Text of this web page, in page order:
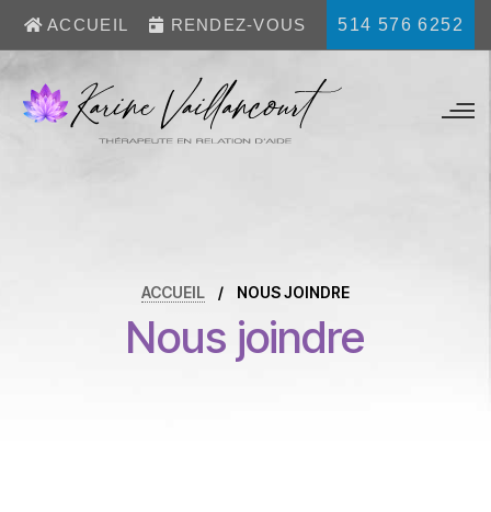
ACCUEIL RENDEZ-VOUS 514 576 6252
ACCUEIL / NOUS JOINDRE
Nous joindre